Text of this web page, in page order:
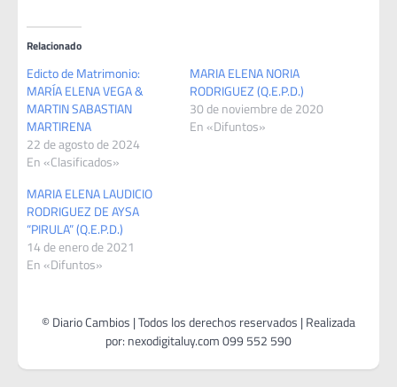
Relacionado
Edicto de Matrimonio:
MARÍA ELENA VEGA &
MARTIN SABASTIAN
MARTIRENA
22 de agosto de 2024
En «Clasificados»
MARIA ELENA NORIA
RODRIGUEZ (Q.E.P.D.)
30 de noviembre de 2020
En «Difuntos»
MARIA ELENA LAUDICIO
RODRIGUEZ DE AYSA
“PIRULA” (Q.E.P.D.)
14 de enero de 2021
En «Difuntos»